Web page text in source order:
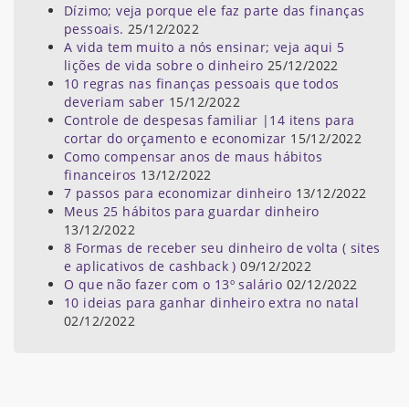
Dízimo; veja porque ele faz parte das finanças
pessoais. 25/12/2022
A vida tem muito a nós ensinar; veja aqui 5
lições de vida sobre o dinheiro 25/12/2022
10 regras nas finanças pessoais que todos
deveriam saber 15/12/2022
Controle de despesas familiar |14 itens para
cortar do orçamento e economizar 15/12/2022
Como compensar anos de maus hábitos
financeiros 13/12/2022
7 passos para economizar dinheiro 13/12/2022
Meus 25 hábitos para guardar dinheiro
13/12/2022
8 Formas de receber seu dinheiro de volta ( sites
e aplicativos de cashback ) 09/12/2022
O que não fazer com o 13º salário 02/12/2022
10 ideias para ganhar dinheiro extra no natal
02/12/2022